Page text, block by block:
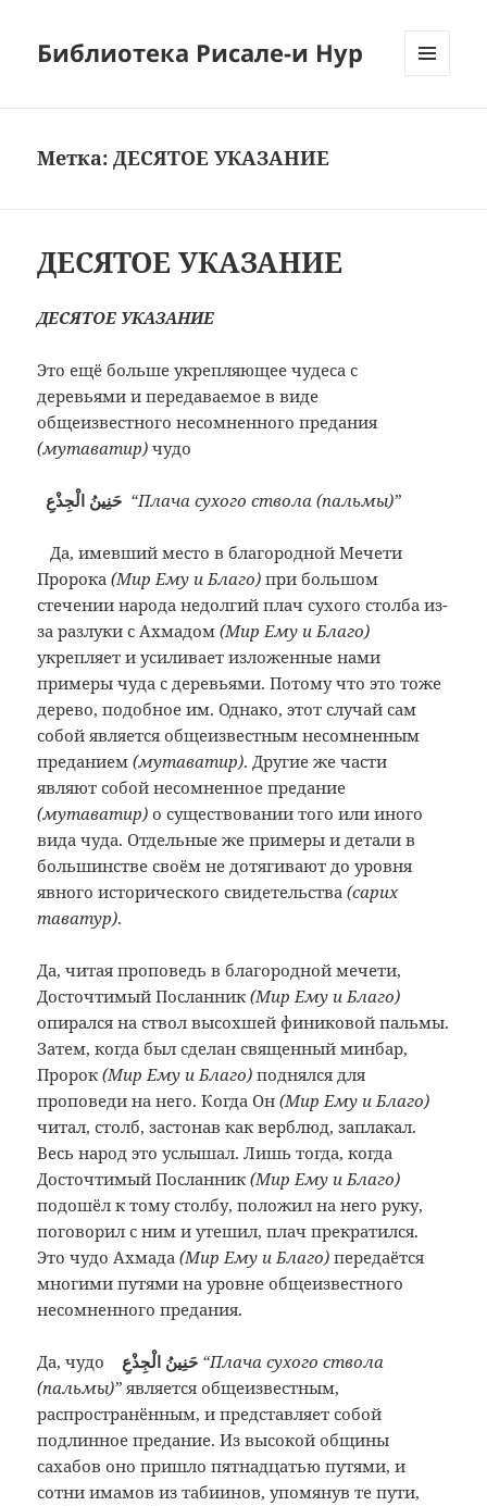
Библиотека Рисале-и Нур
Метка:ДЕСЯТОЕ УКАЗАНИЕ
ДЕСЯТОЕ УКАЗАНИЕ
ДЕСЯТОЕ УКАЗАНИЕ
Это ещё больше укрепляющее чудеса с
деревьями и передаваемое в виде
общеизвестного несомненного предания
(мутаватир) чудо
“Плача сухого ствола (пальмы)”
Да, имевший место в благородной Мечети
Пророка(Мир Ему и Благо) при большом
стечении народа недолгий плач сухого столба из-
за разлуки с Ахмадом(Мир Ему и Благо)
укрепляет и усиливает изложенные нами
примеры чуда с деревьями. Потому что это тоже
дерево, подобное им. Однако, этот случай сам
собой является общеизвестным несомненным
преданием(мутаватир). Другие же части
являют собой несомненное предание
(мутаватир) о существовании того или иного
вида чуда. Отдельные же примеры и детали в
большинстве своём не дотягивают до уровня
явного исторического свидетельства(сарих
таватур).
Да, читая проповедь в благородной мечети,
Досточтимый Посланник(Мир Ему и Благо)
опирался на ствол высохшей финиковой пальмы.
Затем, когда был сделан священный минбар,
Пророк(Мир Ему и Благо) поднялся для
проповеди на него. Когда Он(Мир Ему и Благо)
читал, столб, застонав как верблюд, заплакал.
Весь народ это услышал. Лишь тогда, когда
Досточтимый Посланник(Мир Ему и Благо)
подошёл к тому столбу, положил на него руку,
поговорил с ним и утешил, плач прекратился.
Это чудо Ахмада(Мир Ему и Благо) передаётся
многими путями на уровне общеизвестного
несомненного предания.
Да, чудо
“Плача сухого ствола
(пальмы)” является общеизвестным,
распространённым, и представляет собой
подлинное предание. Из высокой общины
сахабов оно пришло пятнадцатью путями, и
сотни имамов из табиинов, упомянув те пути,